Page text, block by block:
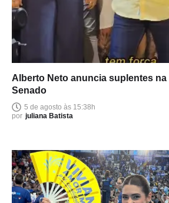
Alberto Neto anuncia suplentes
Senado
5 de agosto às 15:38h
por juliana Batista